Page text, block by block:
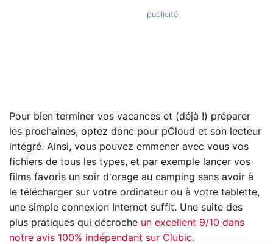
Pour bien terminer vos vacances et (déjà !) préparer
les prochaines, optez donc pour pCloud et son lecteur
intégré. Ainsi, vous pouvez emmener avec vous vos
fichiers de tous les types, et par exemple lancer vos
films favoris un soir d'orage au camping sans avoir à
le télécharger sur votre ordinateur ou à votre tablette,
une simple connexion Internet suffit. Une suite des
plus pratiques qui décroche un excellent 9/10 dans
notre avis 100% indépendant sur Clubic.